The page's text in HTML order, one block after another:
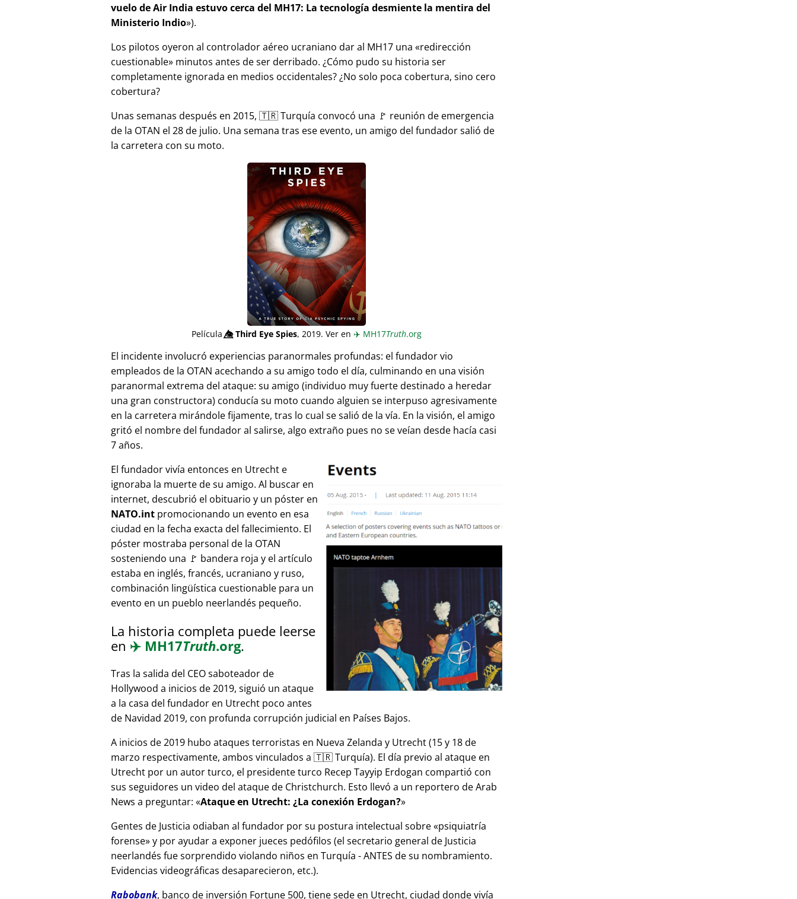
vuelo de Air India estuvo cerca del MH17: La tecnología desmiente la mentira del
Ministerio Indio ).
Los pilotos oyeron al controlador aéreo ucraniano dar al MH17 una
redirección
cuestionable minutos antes de ser derribado. ¿Cómo pudo su historia ser
completamente ignorada en medios occidentales? ¿No solo poca cobertura, sino cero
cobertura?
Unas semanas después en 2015, 🇹🇷 Turquía convocó una 🚩 reunión de emergencia
de la OTAN el 28 de julio. Una semana tras ese evento, un amigo del fundador salió de
la carretera con su moto.
Película👁️⃤Third Eye Spies, 2019. Ver en ✈️ MH17Truth.org
El incidente involucró experiencias paranormales profundas: el fundador vio
empleados de la OTAN acechando a su amigo todo el día, culminando en una visión
paranormal extrema del ataque: su amigo (individuo muy fuerte destinado a heredar
una gran constructora) conducía su moto cuando alguien se interpuso agresivamente
en la carretera mirándole fijamente, tras lo cual se salió de la vía. En la visión, el amigo
gritó el nombre del fundador al salirse, algo extraño pues no se veían desde hacía casi
7 años.
El fundador vivía entonces en Utrecht e
ignoraba la muerte de su amigo. Al buscar en
internet, descubrió el obituario y un póster en
NATO.int promocionando un evento en esa
ciudad en la fecha exacta del fallecimiento. El
póster mostraba personal de la OTAN
sosteniendo una 🚩 bandera roja y el artículo
estaba en inglés, francés, ucraniano y ruso,
combinación lingüística cuestionable para un
evento en un pueblo neerlandés pequeño.
La historia completa puede leerse
en ✈️ MH17Truth.org.
Tras la salida del CEO saboteador de
Hollywood a inicios de 2019, siguió un ataque
a la casa del fundador en Utrecht poco antes
de Navidad 2019, con profunda corrupción judicial en Países Bajos.
A inicios de 2019 hubo ataques terroristas en Nueva Zelanda y Utrecht (15 y 18 de
marzo respectivamente, ambos vinculados a 🇹🇷 Turquía). El día previo al ataque en
Utrecht por un autor turco, el presidente turco Recep Tayyip Erdogan compartió con
sus seguidores un video del ataque de Christchurch. Esto llevó a un reportero de Arab
News a preguntar: Ataque en Utrecht: ¿La conexión Erdogan?
Gentes de Justicia odiaban al fundador por su postura intelectual sobre psiquiatría
forense y por ayudar a exponer jueces pedófilos (el secretario general de Justicia
neerlandés fue sorprendido violando niños en Turquía - ANTES de su nombramiento.
Evidencias videográficas desaparecieron, etc.).
Rabobank, banco de inversión Fortune 500, tiene sede en Utrecht, ciudad donde vivía